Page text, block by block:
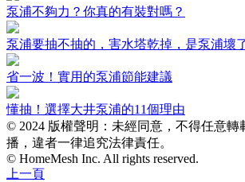
泵浦不夠力？你真的有裝對嗎？
泵浦要抽不抽的，害水塔乾掉，是泵浦壞
省一波！實用的泵浦節能建議
懂抽！選擇大井泵浦的11個理由
© 2024 版權聲明：未經同意，不得任意轉
播，違者一律追究法律責任。
© HomeMesh Inc. All rights reserved.
上一頁